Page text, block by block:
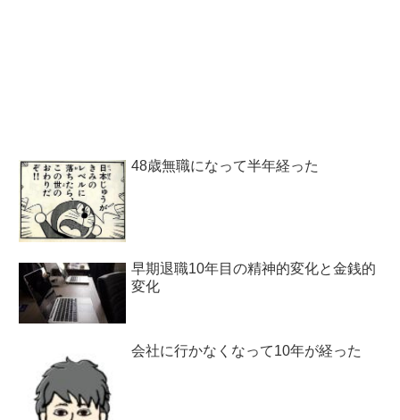
48歳無職になって半年経った
早期退職10年目の精神的変化と金銭的
変化
会社に行かなくなって10年が経った